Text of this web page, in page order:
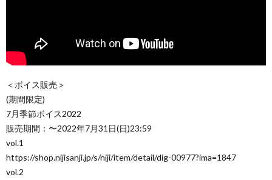
＜ボイス販売＞
(期間限定)
7月季節ボイス2022
販売期間：〜2022年7月31日(日)23:59
vol.1
https://shop.nijisanji.jp/s/niji/item/detail/dig-00977?ima=1847
vol.2